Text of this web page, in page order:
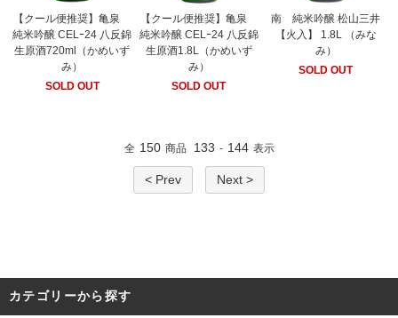
【クール便推奨】亀泉
純米吟醸 CELｰ24 八反錦
生原酒720ml（かめいず
み）
SOLD OUT
【クール便推奨】亀泉
純米吟醸 CELｰ24 八反錦
生原酒1.8L（かめいず
み）
SOLD OUT
南 純米吟醸 松山三井
【火入】 1.8L （みな
み）
SOLD OUT
全 150 商品 133 - 144 表示
< Prev Next >
カテゴリーから探す